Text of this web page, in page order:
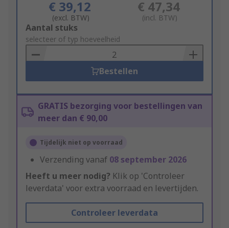
€ 39,12
(excl. BTW)
€ 47,34
(incl. BTW)
Add
to
Basket
Aantal stuks
selecteer of typ hoeveelheid
Bestellen
GRATIS bezorging voor bestellingen van
meer dan € 90,00
Tijdelijk niet op voorraad
Verzending vanaf 08 september 2026
Heeft u meer nodig? Klik op 'Controleer
leverdata' voor extra voorraad en levertijden.
Controleer leverdata